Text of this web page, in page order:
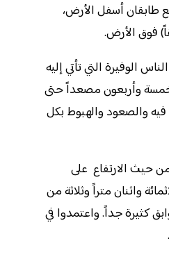
أسفل الأرض،
فوق الأرض.
الوفيرة التي تأتي إليه
وأربعون مصعداً حتى
فيه والصعود والهبوط بكل
129المرتبة من حيث الارتفاع على
واثنان متراً وثلاثة من
كثيرة جداً. واعتمدوا في